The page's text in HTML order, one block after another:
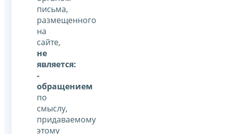
письма,
размещенного
на
сайте,
не
является:
-
обращением
по
смыслу,
придаваемому
этому